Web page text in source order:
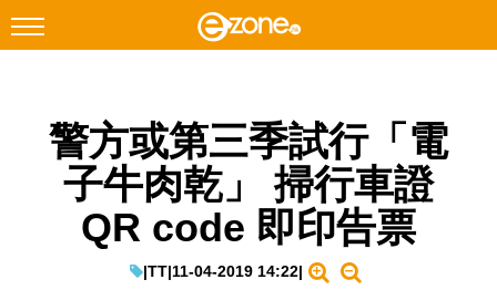
Facebook Instagram
科技焦點
警方或第三季試行「電
子牛肉乾」 掃行車證
QR code 即印告票
|TT|11-04-2019 14:22|